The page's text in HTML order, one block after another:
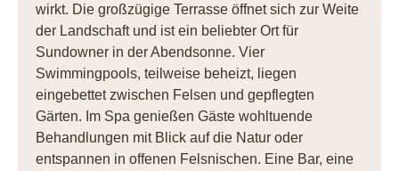
wirkt. Die großzügige Terrasse öffnet sich zur Weite
der Landschaft und ist ein beliebter Ort für
Sundowner in der Abendsonne. Vier
Swimmingpools, teilweise beheizt, liegen
eingebettet zwischen Felsen und gepflegten
Gärten. Im Spa genießen Gäste wohltuende
Behandlungen mit Blick auf die Natur oder
entspannen in offenen Felsnischen. Eine Bar, eine